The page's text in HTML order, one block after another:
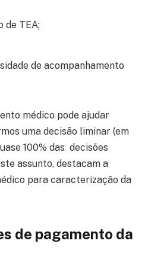
de TEA;
de acompanhamento
médico pode ajudar
uma decisão liminar (em
100% das decisões
assunto, destacam a
para caracterização da
de pagamento da